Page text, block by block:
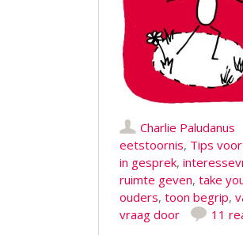
Charlie Paludanus
eetstoornis, Tips
in gesprek,
ruimte geven, take
ouders, toon begrip,
vraag door
11